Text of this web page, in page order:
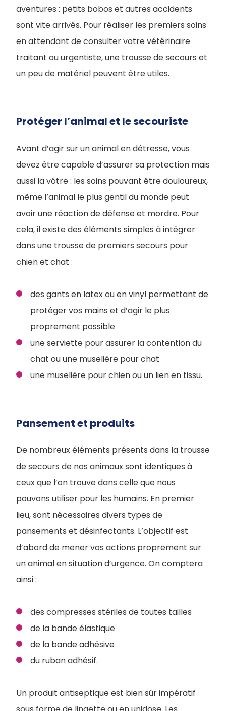
aventures : petits bobos et autres accidents
sont vite arrivés. Pour réaliser les premiers soins
en attendant de consulter votre vétérinaire
traitant ou urgentiste, une trousse de secours et
un peu de matériel peuvent être utiles.
Protéger l’animal et le secouriste
Avant d’agir sur un animal en détresse, vous
devez être capable d’assurer sa protection mais
aussi la vôtre : les soins pouvant être douloureux,
même l’animal le plus gentil du monde peut
avoir une réaction de défense et mordre. Pour
cela, il existe des éléments simples à intégrer
dans une trousse de premiers secours pour
chien et chat :
des gants en latex ou en vinyl permettant de
protéger vos mains et d’agir le plus
proprement possible
une serviette pour assurer la contention du
chat ou une muselière pour chat
une muselière pour chien ou un lien en tissu.
Pansement et produits
De nombreux éléments présents dans la trousse
de secours de nos animaux sont identiques à
ceux que l’on trouve dans celle que nous
pouvons utiliser pour les humains. En premier
lieu, sont nécessaires divers types de
pansements et désinfectants. L’objectif est
d’abord de mener vos actions proprement sur
un animal en situation d’urgence. On comptera
ainsi :
des compresses stériles de toutes tailles
de la bande élastique
de la bande adhésive
du ruban adhésif.
Un produit antiseptique est bien sûr impératif